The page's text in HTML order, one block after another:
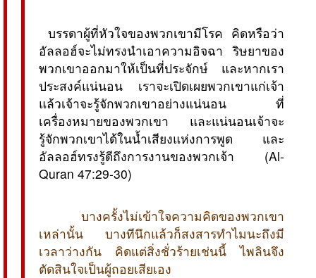
 บรรดาผู้ที่หัวใจของพวกเขามีโรค คิดหรือว่า
อัลลอฮ์จะไม่ทรงนำเอาความอิจฉา ริษยาของ
พวกเขาออกมาให้เป็นที่ประจักษ์ และหากเรา
ประสงค์แน่นอน เราจะเปิดเผยพวกเขาแก่เจ้า
แล้วเจ้าจะรู้จักพวกเขาอย่างแน่นอน ที่
เครื่องหมายของพวกเขา และแน่นอนเจ้าจะ
รู้จักพวกเขาได้ในน้ำเสียงแห่งการพูด และ
อัลลอฮ์ทรงรู้ดีถึงการงานของพวกเจ้า  (Al-
Quran 47:29-30)
บางครั้งไม่เข้าใจความคิดของพวกเขา
เหล่านั้น บางทีนึกแล้วก็สงสารทำไมนะถึงมี
เวลาว่างกัน คิดแต่สิ่งชั่วร้ายเช่นนี้ ไพลินจึง
ตัดสินใจเป็นผู้ถอยเสียเอง